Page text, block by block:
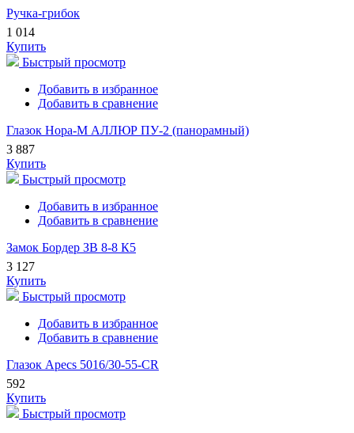
Ручка-грибок
1 014
Купить
Быстрый просмотр
Добавить в избранное
Добавить в сравнение
Глазок Нора-М АЛЛЮР ПУ-2 (панорамный)
3 887
Купить
Быстрый просмотр
Добавить в избранное
Добавить в сравнение
Замок Бордер ЗВ 8-8 К5
3 127
Купить
Быстрый просмотр
Добавить в избранное
Добавить в сравнение
Глазок Apecs 5016/30-55-CR
592
Купить
Быстрый просмотр